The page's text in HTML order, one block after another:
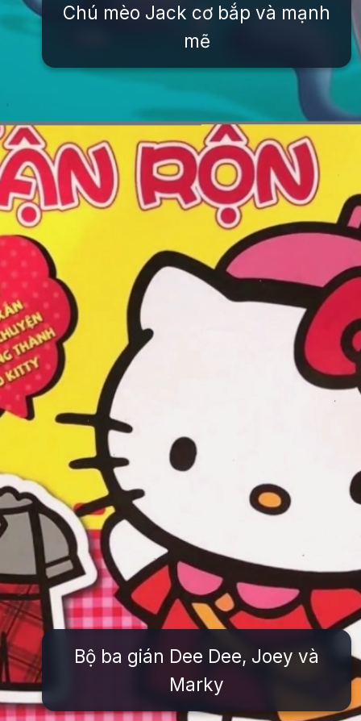
Chú mèo Jack cơ bắp và mạnh
mẽ
Đang mởhttps://issiloo.edu.vn/nhan-vat-trong-oggy
Bộ ba gián Dee Dee, Joey và
Marky